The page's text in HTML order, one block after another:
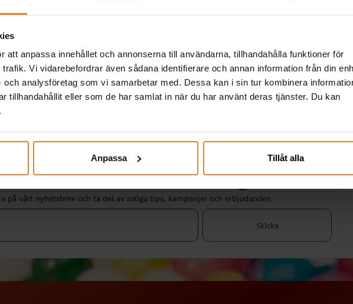
att anpassa innehållet och annonserna till användarna, tillhandahålla funktioner för
Vi vidarebefordrar även sådana identifierare och annan information från din
analysföretag som vi samarbetar med. Dessa kan i sin tur kombinera
tillhandahållit eller som de har samlat in när du har använt deras tjänster. Du kan
Anpassa Tillåt alla
Du har sett 1 av 1 produkter
kalas i din inkorg!
på vårt nyhetsbrev och ta del av roliga tips, kampanjer och erbjudanden.
Skicka